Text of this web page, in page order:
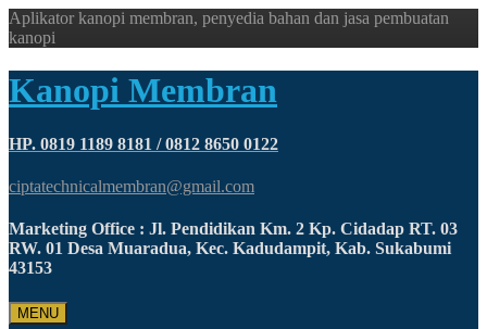
Aplikator kanopi membran, penyedia bahan dan jasa pembuatan
kanopi
Kanopi Membran
HP. 0819 1189 8181 / 0812 8650 0122
ciptatechnicalmembran@gmail.com
Marketing Office : Jl. Pendidikan Km. 2 Kp. Cidadap RT. 03
RW. 01 Desa Muaradua, Kec. Kadudampit, Kab. Sukabumi
43153
MENU